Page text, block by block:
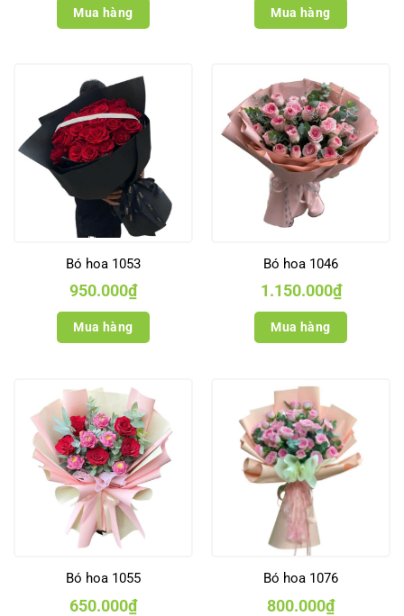
Mua hàng Mua hàng
Bó hoa 1053
950.000₫
Mua hàng
Bó hoa 1046
1.150.000₫
Mua hàng
Bó hoa 1055
650.000₫
Bó hoa 1076
800.000₫